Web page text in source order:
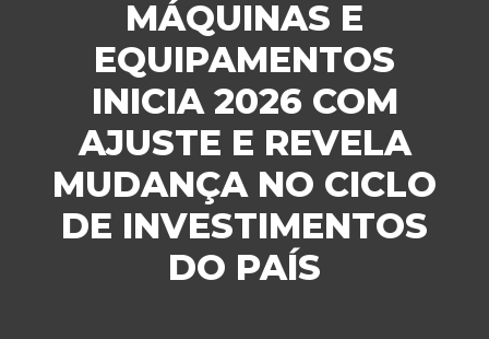
MÁQUINAS E
EQUIPAMENTOS
INICIA 2026 COM
AJUSTE E REVELA
MUDANÇA NO CICLO
DE INVESTIMENTOS
DO PAÍS